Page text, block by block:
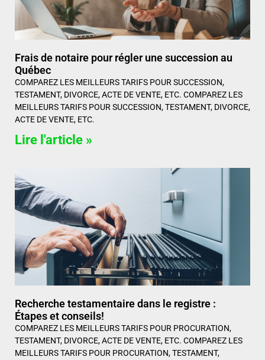
Frais de notaire pour régler une succession au
Québec
COMPAREZ LES MEILLEURS TARIFS POUR SUCCESSION,
TESTAMENT, DIVORCE, ACTE DE VENTE, ETC. COMPAREZ LES
MEILLEURS TARIFS POUR SUCCESSION, TESTAMENT, DIVORCE,
ACTE DE VENTE, ETC.
Lire l'article »
Recherche testamentaire dans le registre :
Étapes et conseils!
COMPAREZ LES MEILLEURS TARIFS POUR PROCURATION,
TESTAMENT, DIVORCE, ACTE DE VENTE, ETC. COMPAREZ LES
MEILLEURS TARIFS POUR PROCURATION, TESTAMENT,